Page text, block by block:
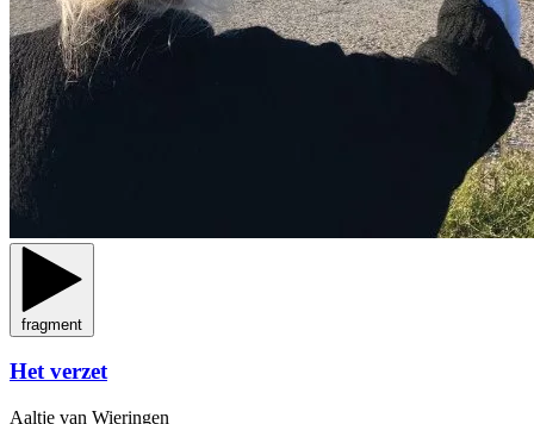
fragment
Het verzet
Aaltje van Wieringen